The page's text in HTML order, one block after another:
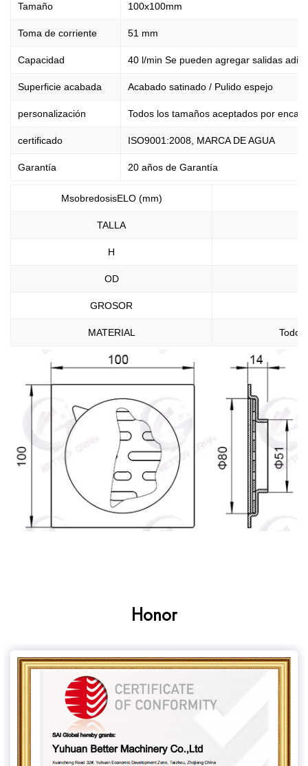
Tamaño 100x100mm
Toma de corriente 51 mm
Capacidad 40 l/min Se pueden agregar salidas
Superficie acabada Acabado satinado / Pulido espejo
personalización Todos los tamaños aceptados por
certificado ISO9001:2008, MARCA DE AGUA
Garantía 20 años de Garantía
MsobredosisELO (mm)
TALLA
H
OD
GROSOR
MATERIAL Todo
Honor